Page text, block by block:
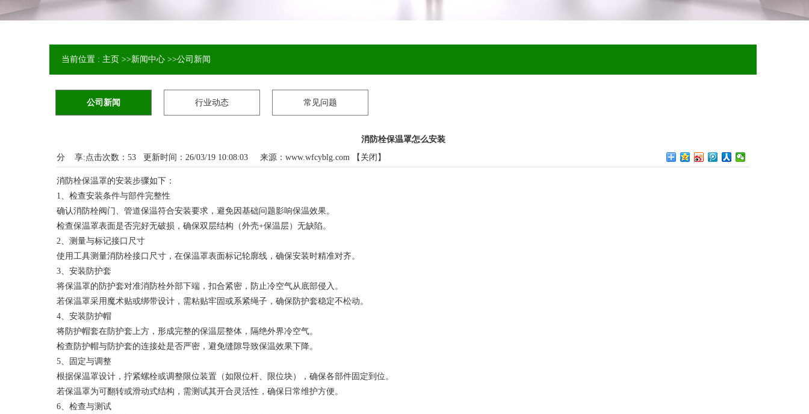
当前位置 : 主页 >>新闻中心 >>公司新闻
公司新闻 行业动态 常见问题
消防栓保温罩怎么安装
点击次数： 53更新时间：26/03/19 10:08:03 来源： www.wfcyblg.com【 关闭 】
分 享:
消防栓保温罩的安装步骤如下：
1、检查安装条件与部件完整性
确认消防栓阀门、管道保温符合安装要求，避免因基础问题影响保温效果。
检查保温罩表面是否完好无破损，确保双层结构（外壳+保温层）无缺陷。
2、测量与标记接口尺寸
使用工具测量消防栓接口尺寸，在保温罩表面标记轮廓线，确保安装时精准对齐。
3、安装防护套
将保温罩的防护套对准消防栓外部下端，扣合紧密，防止冷空气从底部侵入。
若保温罩采用魔术贴或绑带设计，需粘贴牢固或系紧绳子，确保防护套稳定不松动。
4、安装防护帽
将防护帽套在防护套上方，形成完整的保温层整体，隔绝外界冷空气。
检查防护帽与防护套的连接处是否严密，避免缝隙导致保温效果下降。
5、固定与调整
根据保温罩设计，拧紧螺栓或调整限位装置（如限位杆、限位块），确保各部件固定到位。
若保温罩为可翻转或滑动式结构，需测试其开合灵活性，确保日常维护方便。
6、检查与测试